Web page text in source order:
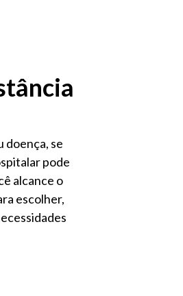
doença, se
pode
alcance o
escolher,